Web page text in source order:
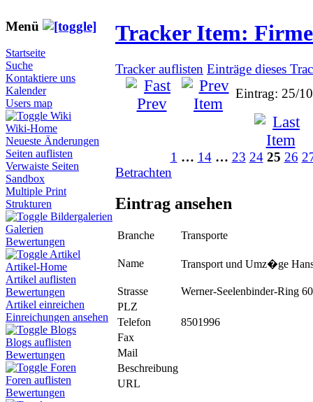
Menü
Startseite
Suche
Kontaktiere uns
Kalender
Users map
Wiki
Wiki-Home
Neueste Änderungen
Seiten auflisten
Verwaiste Seiten
Sandbox
Multiple Print
Strukturen
Bildergalerien
Galerien
Bewertungen
Artikel
Artikel-Home
Artikel auflisten
Bewertungen
Artikel einreichen
Einreichungen ansehen
Blogs
Blogs auflisten
Bewertungen
Foren
Foren auflisten
Bewertungen
Tracker Item:
Tracker auflisten Einträge dieses
Eintrag: 25/
1 … 14 … 23 24 25 26
Betrachten
Eintrag ansehen
Branche Transporte
Name Transport und Umz�ge
Strasse
Werner-Seelenbinder-Ring 60
PLZ
Telefon
8501996
Fax
Mail
Beschreibung
URL